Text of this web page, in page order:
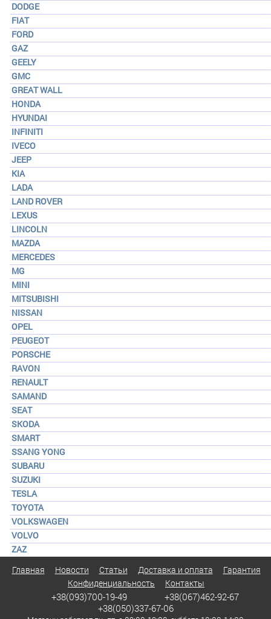
DODGE
FIAT
FORD
GAZ
GEELY
GMC
GREAT WALL
HONDA
HYUNDAI
INFINITI
IVECO
JEEP
KIA
LADA
LAND ROVER
LEXUS
LINCOLN
MAZDA
MERCEDES
MG
MINI
MITSUBISHI
NISSAN
OPEL
PEUGEOT
PORSCHE
RAVON
RENAULT
SAMAND
SEAT
SKODA
SMART
SSANG YONG
SUBARU
SUZUKI
TESLA
TOYOTA
VOLKSWAGEN
VOLVO
ZAZ
Главная Новости Статьи Доставка и оплата
Гарантия
Конфиденциальность
Контакты
+38(093)700-19-49
+38(067)462-92-67
+38(050)337-67-06